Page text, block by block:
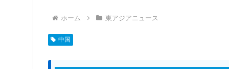
ホーム 東アジアニュース
中国